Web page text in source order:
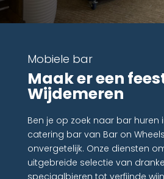
Mobiele bar
Maak er een
Wijdemeren
Ben je op zoek naar bar huren
catering bar van Bar on
onvergetelijk. Onze diensten
uitgebreide selectie van